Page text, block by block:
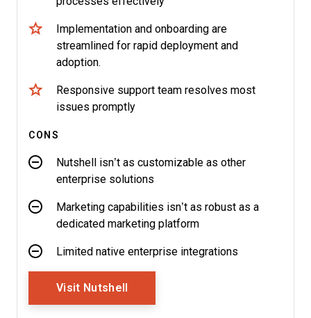
Implementation and onboarding are
streamlined for rapid deployment and
adoption.
Responsive support team resolves most
issues promptly
CONS
Nutshell isn’t as customizable as other
enterprise solutions
Marketing capabilities isn’t as robust as a
dedicated marketing platform
Limited native enterprise integrations
Visit Nutshell